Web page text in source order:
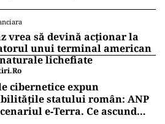
vrea să devină acționar la
unui terminal american
naturale lichefiate
cibernetice expun
statului român: ANP
e‑Terra. Ce ascund